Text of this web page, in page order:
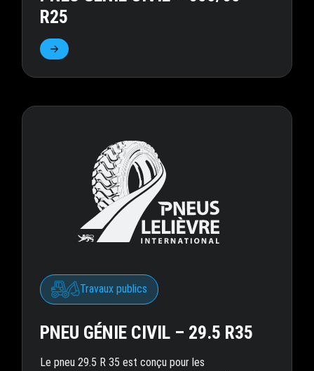
R25
Travaux publics
PNEU GÉNIE CIVIL – 29.5 R35
Le pneu 29.5 R 35 est conçu pour les